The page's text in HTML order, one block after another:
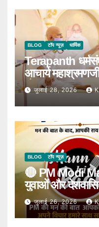
BLOG टॉप न्यूज़ धार्मिक
Terapanth धर्मसंघ
आचार्य
घोषणा
जुलाई 28, 2026
BLOG टॉप न्यूज़
🔴 PM Modi
युवाओं और
जुलाई 26, 2026